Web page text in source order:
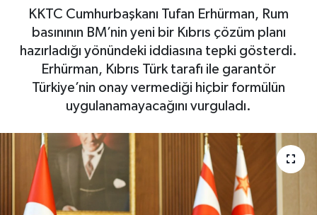
KKTC Cumhurbaşkanı Tufan Erhürman, Rum
basınının BM’nin yeni bir Kıbrıs çözüm planı
hazırladığı yönündeki iddiasına tepki gösterdi.
Erhürman, Kıbrıs Türk tarafı ile garantör
Türkiye’nin onay vermediği hiçbir formülün
uygulanamayacağını vurguladı.